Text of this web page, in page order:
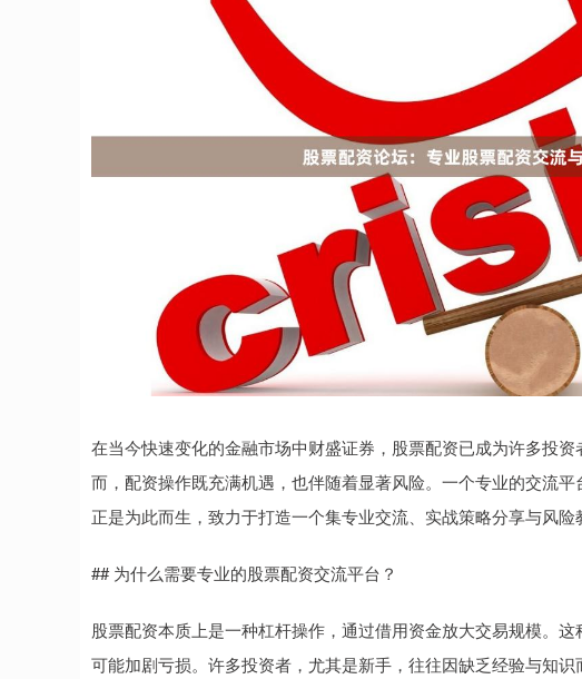
在当今快速变化的金融市场中财盛证券，股票配资已成为许多投
而，配资操作既充满机遇，也伴随着显著风险。一个专业的交流
正是为此而生，致力于打造一个集专业交流、实战策略分享与风险
## 为什么需要专业的股票配资交流平台？
股票配资本质上是一种杠杆操作，通过借用资金放大交易规模。
可能加剧亏损。许多投资者，尤其是新手，往往因缺乏经验与知识